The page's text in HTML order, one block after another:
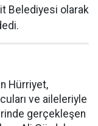
Belediyesi olarak
Hürriyet,
ve aileleriyle
gerçekleşen